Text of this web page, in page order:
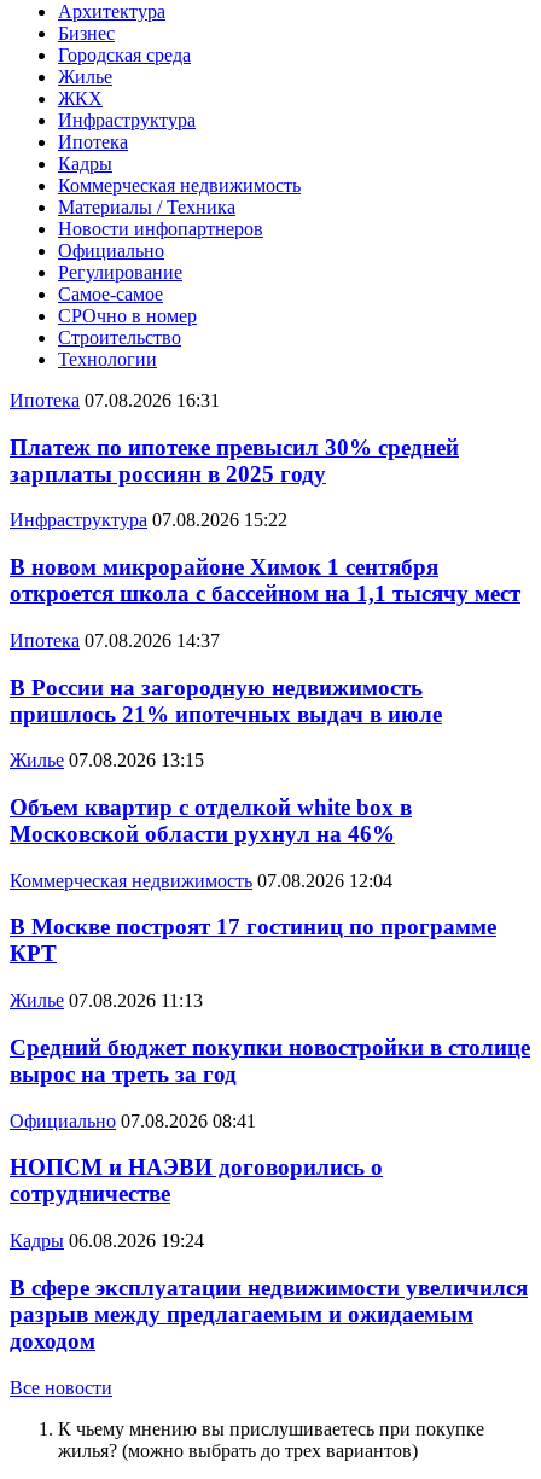
Архитектура
Бизнес
Городская среда
Жилье
ЖКХ
Инфраструктура
Ипотека
Кадры
Коммерческая недвижимость
Материалы / Техника
Новости инфопартнеров
Официально
Регулирование
Самое-самое
СРОчно в номер
Строительство
Технологии
Ипотека 07.08.2026 16:31
Платеж по ипотеке превысил 30% средней
зарплаты россиян в 2025 году
Инфраструктура 07.08.2026 15:22
В новом микрорайоне Химок 1 сентября
откроется школа с бассейном на 1,1 тысячу мест
Ипотека 07.08.2026 14:37
В России на загородную недвижимость
пришлось 21% ипотечных выдач в июле
Жилье 07.08.2026 13:15
Объем квартир с отделкой white box в
Московской области рухнул на 46%
Коммерческая недвижимость 07.08.2026 12:04
В Москве построят 17 гостиниц по программе
КРТ
Жилье 07.08.2026 11:13
Средний бюджет покупки новостройки в столице
вырос на треть за год
Официально 07.08.2026 08:41
НОПСМ и НАЭВИ договорились о
сотрудничестве
Кадры 06.08.2026 19:24
В сфере эксплуатации недвижимости увеличился
разрыв между предлагаемым и ожидаемым
доходом
Все новости
К чьему мнению вы прислушиваетесь при покупке
жилья? (можно выбрать до трех вариантов)